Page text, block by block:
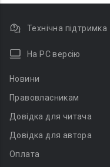
Технічна підтримка
На PC версію
Новини
Правовласникам
Довідка для читача
Довідка для автора
Оплата